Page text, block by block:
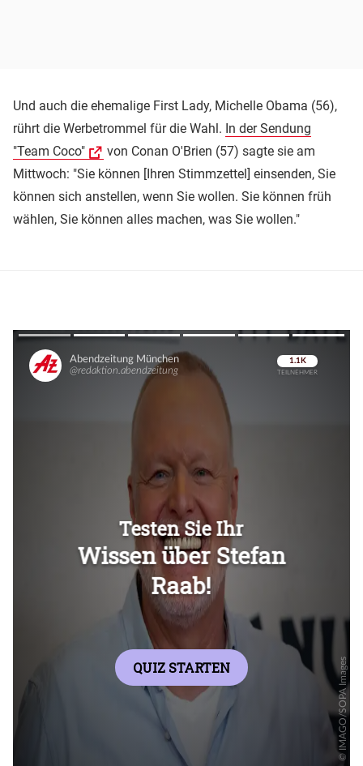
Und auch die ehemalige First Lady, Michelle Obama (56),
rührt die Werbetrommel für die Wahl. In der Sendung
"Team Coco"
von Conan O'Brien (57) sagte sie am
Mittwoch: "Sie können [Ihren Stimmzettel] einsenden, Sie
können sich anstellen, wenn Sie wollen. Sie können früh
wählen, Sie können alles machen, was Sie wollen."
Überspringen
Überspringen